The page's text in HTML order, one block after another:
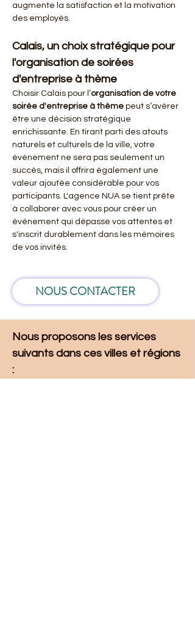
augmente la satisfaction et la motivation
des employés.
Calais, un choix stratégique pour
l'organisation de soirées
d'entreprise à thème
Choisir Calais pour l’organisation de votre
soirée d'entreprise à thème peut s’avérer
être une décision stratégique
enrichissante. En tirant parti des atouts
naturels et culturels de la ville, votre
événement ne sera pas seulement un
succès, mais il offrira également une
valeur ajoutée considérable pour vos
participants. L'agence NUA se tient prête
à collaborer avec vous pour créer un
événement qui dépasse vos attentes et
s'inscrit durablement dans les mémoires
de vos invités.
NOUS CONTACTER
Nous proposons les services
suivants dans ces villes et régions
: